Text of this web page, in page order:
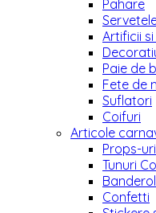
Pahare
Artificii
Paie de
Fete de
Suflatori
Coifuri
Articole
Props-
Tunuri
Confetti